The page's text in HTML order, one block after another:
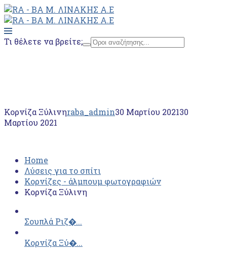
Τι θέλετε να βρείτε;
Κορνίζα Ξύλινηraba_admin30 Μαρτίου 202130
Μαρτίου 2021
Home
Λύσεις για το σπίτι
Κορνίζες - άλμπουμ φωτογραφιών
Κορνίζα Ξύλινη
Σουπλά Ριζ�...
Κορνίζα Ξύ�...